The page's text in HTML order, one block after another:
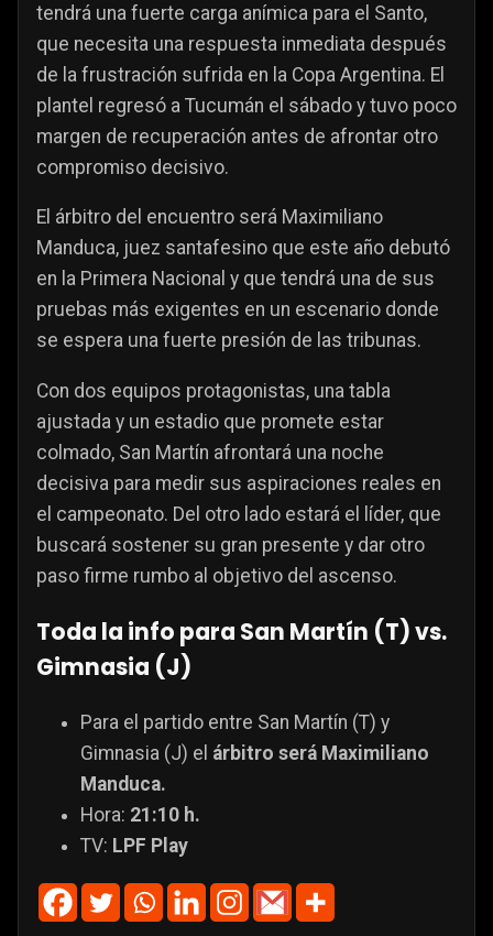
tendrá una fuerte carga anímica para el Santo,
que necesita una respuesta inmediata después
de la frustración sufrida en la Copa Argentina. El
plantel regresó a Tucumán el sábado y tuvo poco
margen de recuperación antes de afrontar otro
compromiso decisivo.
El árbitro del encuentro será Maximiliano
Manduca, juez santafesino que este año debutó
en la Primera Nacional y que tendrá una de sus
pruebas más exigentes en un escenario donde
se espera una fuerte presión de las tribunas.
Con dos equipos protagonistas, una tabla
ajustada y un estadio que promete estar
colmado, San Martín afrontará una noche
decisiva para medir sus aspiraciones reales en
el campeonato. Del otro lado estará el líder, que
buscará sostener su gran presente y dar otro
paso firme rumbo al objetivo del ascenso.
Toda la info para San Martín (T) vs.
Gimnasia (J)
Para el partido entre San Martín (T) y
Gimnasia (J) el árbitro será Maximiliano
Manduca.
Hora: 21:10 h.
TV: LPF Play